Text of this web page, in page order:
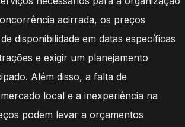
acirrada, os preços
disponibilidade em datas específicas
e exigir um planejamento
Além disso, a falta de
local e a inexperiência na
podem levar a orçamentos